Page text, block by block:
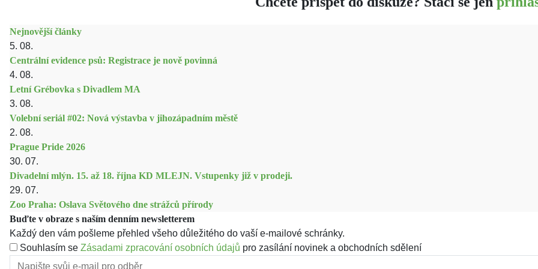
Nejnovější články
5. 08.
Centrální evidence psů: Registrace je nově povinná
4. 08.
Letní Grébovka s Divadlem MA
3. 08.
Volební seriál #02: Nová výstavba v jihozápadním městě
2. 08.
Prague Pride 2026
30. 07.
Divadelní mlýn. 15. až 18. října KD MLEJN. Vstupenky již v prodeji.
29. 07.
Zoo Praha: Oslava Světového dne strážců přírody
Buďte v obraze s naším denním newsletterem
Každý den vám pošleme přehled všeho důležitého do vaší e-mailové schránky.
Souhlasím se Zásadami zpracování osobních údajů pro zasílání novinek a obchodních sdělení